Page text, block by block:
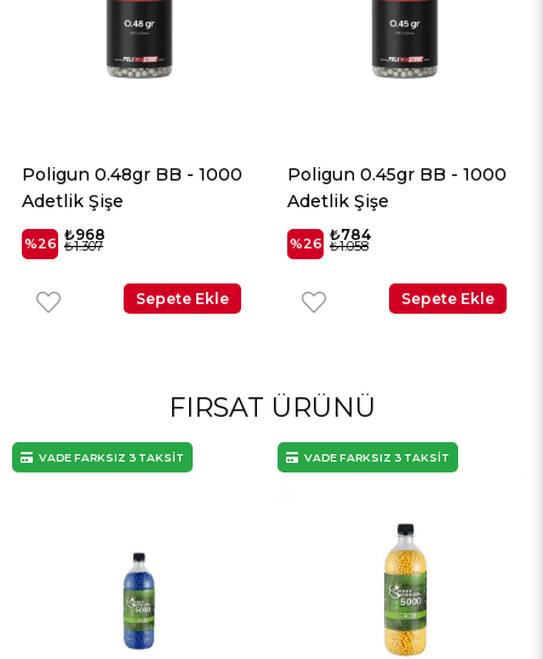
Poligun 0.48gr BB - 1000
Adetlik Şişe
%26 ₺968
₺1.307
Sepete Ekle
Poligun 0.45gr BB - 1000
Adetlik Şişe
%26 ₺784
₺1.058
Sepete Ekle
FIRSAT ÜRÜNÜ
VADE FARKSIZ 3 TAKSİT VADE FARKSIZ 3 TAKSİT